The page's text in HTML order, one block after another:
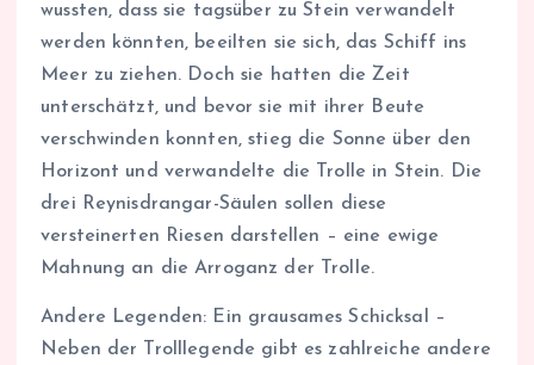
wussten, dass sie tagsüber zu Stein verwandelt
werden könnten, beeilten sie sich, das Schiff ins
Meer zu ziehen. Doch sie hatten die Zeit
unterschätzt, und bevor sie mit ihrer Beute
verschwinden konnten, stieg die Sonne über den
Horizont und verwandelte die Trolle in Stein. Die
drei Reynisdrangar-Säulen sollen diese
versteinerten Riesen darstellen – eine ewige
Mahnung an die Arroganz der Trolle.
Andere Legenden: Ein grausames Schicksal –
Neben der Trolllegende gibt es zahlreiche andere